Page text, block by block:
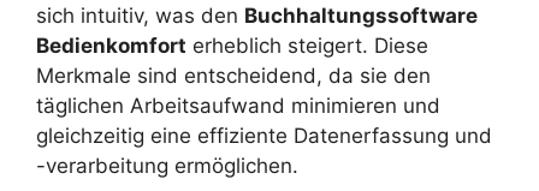
sich intuitiv, was den Buchhaltungssoftware
Bedienkomfort erheblich steigert. Diese
Merkmale sind entscheidend, da sie den
täglichen Arbeitsaufwand minimieren und
gleichzeitig eine effiziente Datenerfassung und
-verarbeitung ermöglichen.